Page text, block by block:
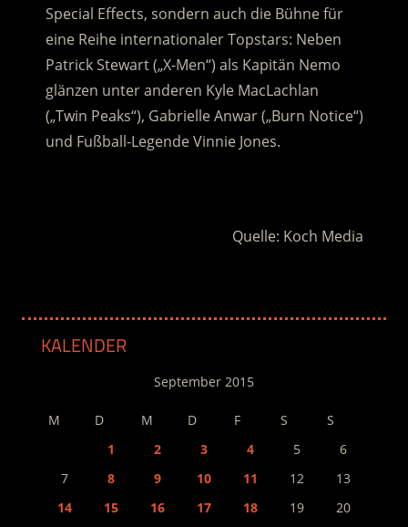
Special Effects, sondern auch die Bühne für
eine Reihe internationaler Topstars: Neben
Patrick Stewart („X-Men“) als Kapitän Nemo
glänzen unter anderen Kyle MacLachlan
(„Twin Peaks“), Gabrielle Anwar („Burn Notice“)
und Fußball-Legende Vinnie Jones.
Quelle: Koch Media
KALENDER
September 2015
M D M D F S
S
1
2 3 4 5
6
7
8 9 10 11 12
13
14
15 16 17 18 19
20